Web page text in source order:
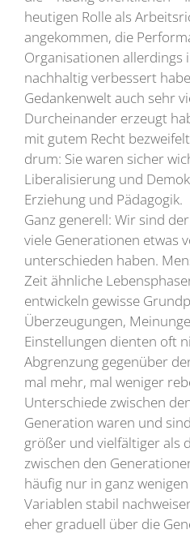
heutigen Rolle als
angekommen, die
Organisationen
nachhaltig verbessert
Gedankenwelt auch sehr
Durcheinander erzeugt
mit gutem Recht
drum: Sie waren sicher
Liberalisierung und
Erziehung und Pädagogik.
Ganz generell: Wir sind
viele Generationen etwas
unterschieden haben.
Zeit ähnliche
entwickeln gewisse
Überzeugungen,
Einstellungen dienten oft
Abgrenzung gegenüber
mal mehr, mal weniger
Unterschiede zwischen
Generation waren und
größer und vielfältiger als
zwischen den
häufig nur in ganz
Variablen stabil
eher graduell über die